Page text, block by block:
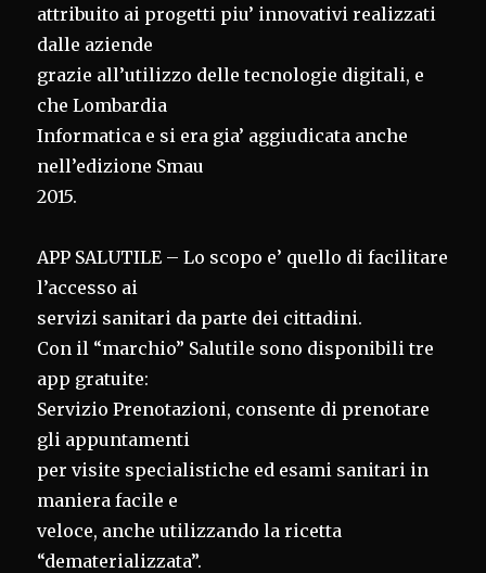
attribuito ai progetti piu’ innovativi realizzati
dalle aziende
grazie all’utilizzo delle tecnologie digitali, e
che Lombardia
Informatica e si era gia’ aggiudicata anche
nell’edizione Smau
2015.
APP SALUTILE – Lo scopo e’ quello di facilitare
l’accesso ai
servizi sanitari da parte dei cittadini.
Con il “marchio” Salutile sono disponibili tre
app gratuite:
Servizio Prenotazioni, consente di prenotare
gli appuntamenti
per visite specialistiche ed esami sanitari in
maniera facile e
veloce, anche utilizzando la ricetta
“dematerializzata”.